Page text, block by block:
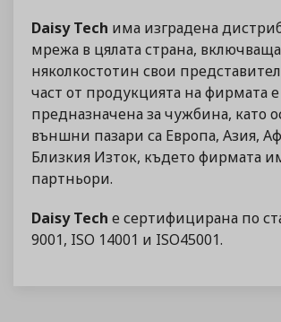
Daisy Tech има изградена
мрежа в цялата страна, включваща
няколкостотин свои
част от продукцията на фирмата е
предназначена за чужбина, като
външни пазари са Европа, Азия,
Близкия Изток, където фирмата
партньори.
Daisy Tech е сертифицирана по
9001, ISO 14001 и ISO45001.